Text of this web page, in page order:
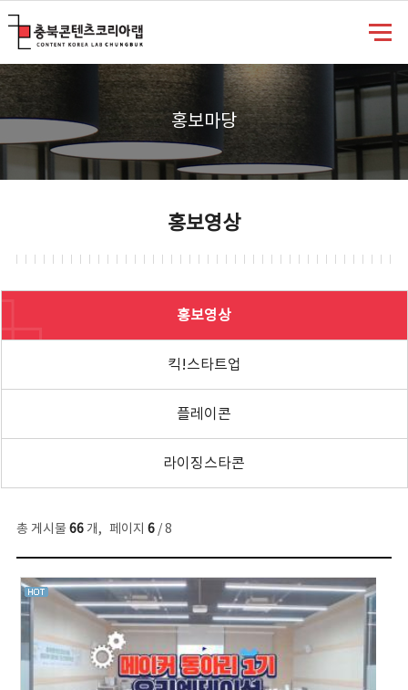
홍보마당
홍보영상
홍보영상
킥!스타트업
플레이콘
라이징스타콘
총 게시물 66개, 페이지 6/ 8